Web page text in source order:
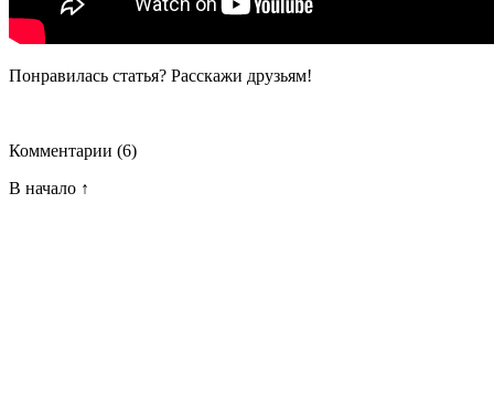
Понравилась статья? Расскажи друзьям!
Комментарии (6)
В начало ↑